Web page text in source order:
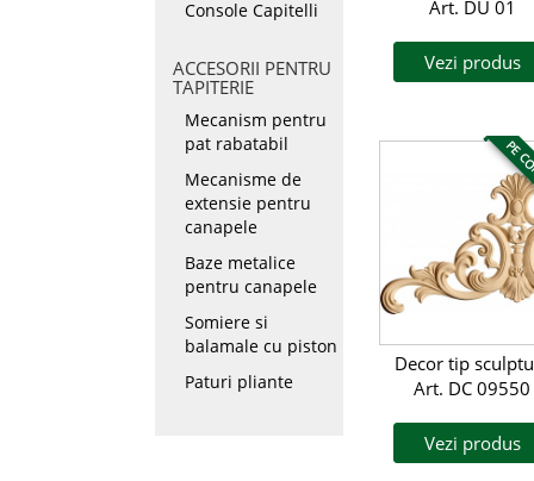
Console Capitelli
ACCESORII PENTRU
TAPITERIE
Mecanism pentru
pat rabatabil
Mecanisme de
extensie pentru
canapele
Baze metalice
pentru canapele
Somiere si
balamale cu piston
Paturi pliante
Art. DU 01
Vezi produs
PE
Decor tip
Art. DC 09550
Vezi produs